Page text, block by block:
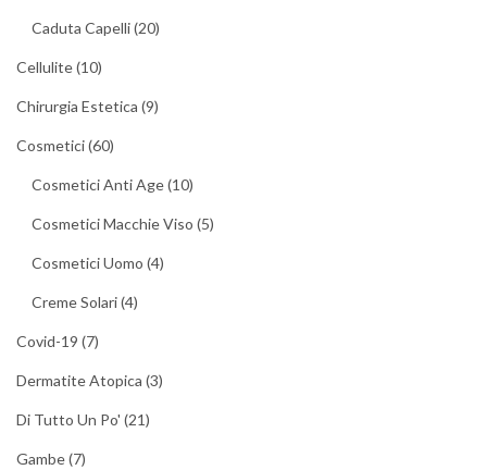
Caduta Capelli(20)
Cellulite(10)
Chirurgia Estetica (9)
Cosmetici(60)
Cosmetici Anti Age(10)
Cosmetici Macchie Viso (5)
Cosmetici Uomo (4)
Creme Solari(4)
Covid-19 (7)
Dermatite Atopica (3)
Di Tutto Un Po' (21)
Gambe(7)